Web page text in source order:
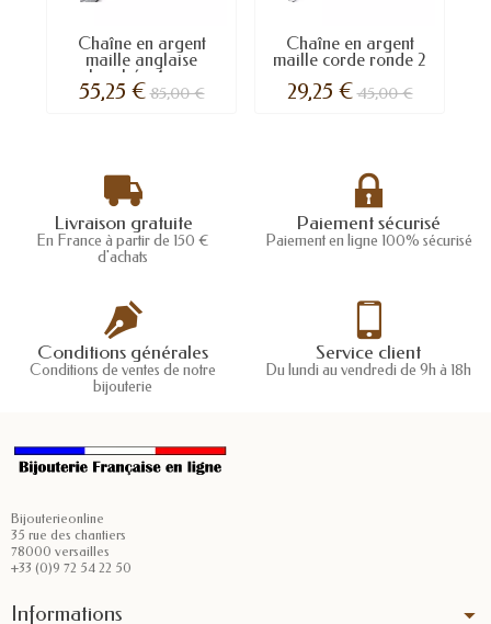
Chaîne en argent
maille anglaise
bombée 4 mm
55,25 €85,00 €
Chaîne en argent
maille corde ronde 2
29,25 €45,00 €
Livraison gratuite
En France à partir de 150 €
d'achats
Paiement sécurisé
Paiement en ligne 100% sécurisé
Conditions générales
Conditions de ventes de notre
bijouterie
Service client
Du lundi au vendredi de 9h à 18h
Bijouterieonline
35 rue des chantiers
78000 versailles
+33 (0)9 72 54 22 50
Informations